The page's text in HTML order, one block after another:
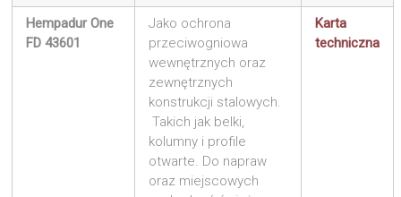
Hempadur One
FD 43601
Jako ochrona
przeciwogniowa
wewnętrznych oraz
zewnętrznych
konstrukcji stalowych.
Takich jak belki,
kolumny i profile
otwarte. Do napraw
oraz miejscowych
Karta
techniczna